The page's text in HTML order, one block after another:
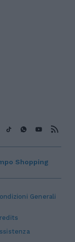
Generali
Shopping